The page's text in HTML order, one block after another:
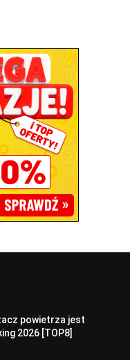
powietrza jest
2026 [TOP8]